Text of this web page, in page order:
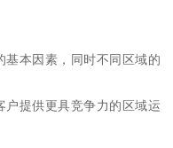
基本因素，同时不同区域的
户提供更具竞争力的区域运